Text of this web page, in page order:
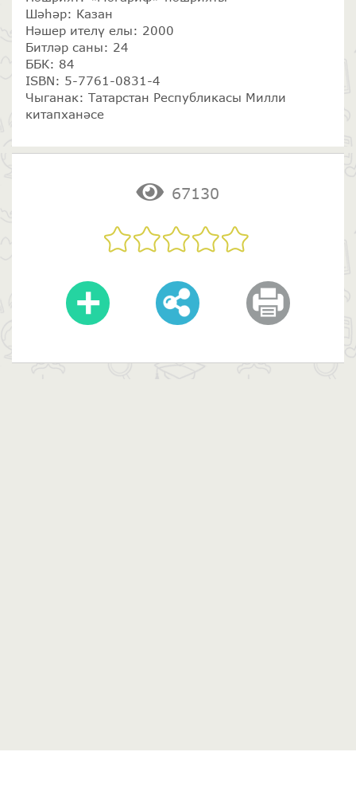
Шәһәр: Казан
Нәшер ителү елы: 2000
Битләр саны: 24
ББК: 84
ISBN: 5-7761-0831-4
Чыганак: Татарстан Республикасы Милли
китапханәсе
67130